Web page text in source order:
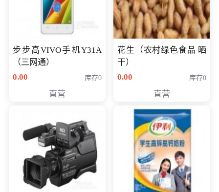
步步高VIVO手机Y31A
（三网通）
0.00
库存0
直营
花生（农村绿色食品 晒
干）
0.00
库存0
直营